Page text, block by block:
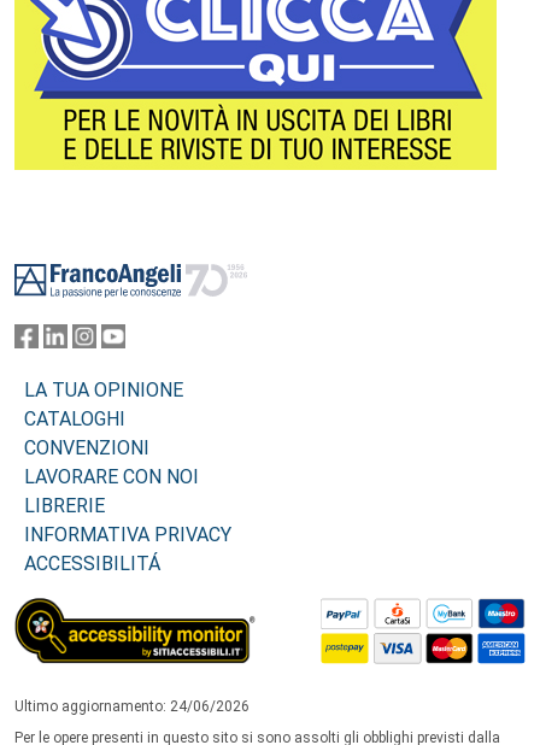
LA TUA OPINIONE
CATALOGHI
CONVENZIONI
LAVORARE CON NOI
LIBRERIE
INFORMATIVA PRIVACY
ACCESSIBILITÁ
Ultimo aggiornamento: 24/06/2026
Per le opere presenti in questo sito si sono assolti gli obblighi previsti dalla